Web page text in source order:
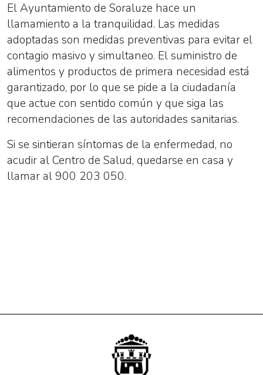
El Ayuntamiento de Soraluze hace un
llamamiento a la tranquilidad. Las medidas
adoptadas son medidas preventivas para evitar el
contagio masivo y simultaneo. El suministro de
alimentos y productos de primera necesidad está
garantizado, por lo que se pide a la ciudadanía
que actue con sentido común y que siga las
recomendaciones de las autoridades sanitarias.
Si se sintieran síntomas de la enfermedad, no
acudir al Centro de Salud, quedarse en casa y
llamar al 900 203 050.